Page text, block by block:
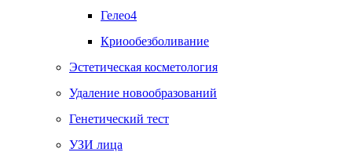
Гелео4
Криообезболивание
Эстетическая косметология
Удаление новообразований
Генетический тест
УЗИ лица